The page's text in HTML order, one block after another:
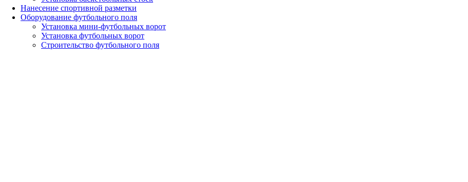
Нанесение спортивной разметки
Оборудование футбольного поля
Установка мини-футбольных ворот
Установка футбольных ворот
Строительство футбольного поля